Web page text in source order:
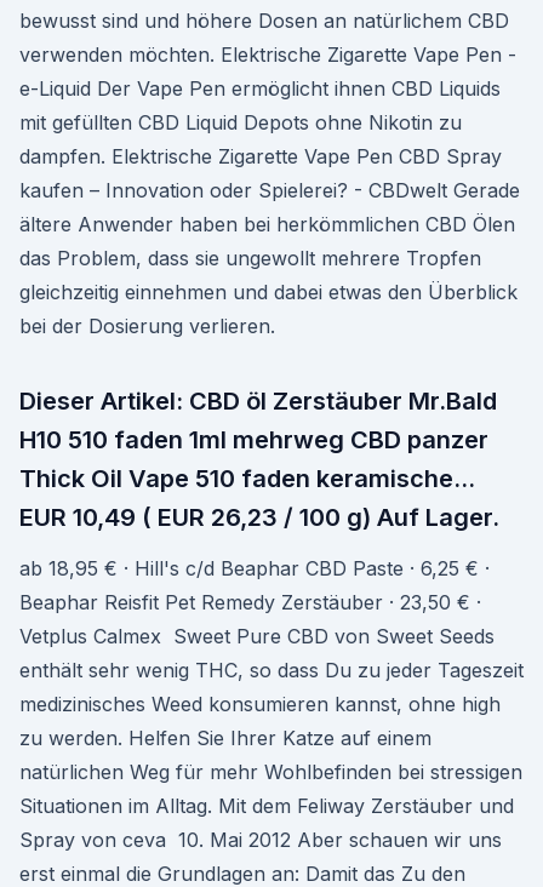
bewusst sind und höhere Dosen an natürlichem CBD
verwenden möchten. Elektrische Zigarette Vape Pen -
e-Liquid Der Vape Pen ermöglicht ihnen CBD Liquids
mit gefüllten CBD Liquid Depots ohne Nikotin zu
dampfen. Elektrische Zigarette Vape Pen CBD Spray
kaufen – Innovation oder Spielerei? - CBDwelt Gerade
ältere Anwender haben bei herkömmlichen CBD Ölen
das Problem, dass sie ungewollt mehrere Tropfen
gleichzeitig einnehmen und dabei etwas den Überblick
bei der Dosierung verlieren.
Dieser Artikel: CBD öl Zerstäuber Mr.Bald
H10 510 faden 1ml mehrweg CBD panzer
Thick Oil Vape 510 faden keramische…
EUR 10,49 ( EUR 26,23 / 100 g) Auf Lager.
ab 18,95 € · Hill's c/d Beaphar CBD Paste · 6,25 € ·
Beaphar Reisfit Pet Remedy Zerstäuber · 23,50 € ·
Vetplus Calmex Sweet Pure CBD von Sweet Seeds
enthält sehr wenig THC, so dass Du zu jeder Tageszeit
medizinisches Weed konsumieren kannst, ohne high
zu werden. Helfen Sie Ihrer Katze auf einem
natürlichen Weg für mehr Wohlbefinden bei stressigen
Situationen im Alltag. Mit dem Feliway Zerstäuber und
Spray von ceva 10. Mai 2012 Aber schauen wir uns
erst einmal die Grundlagen an: Damit das Zu den